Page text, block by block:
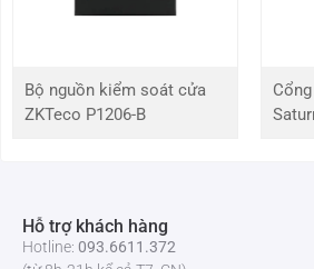
Chế độ khẩn cấp
Để biết thêm thông tin chi tiết về
Bộ nguồn kiểm soát cửa
ZKTeco P1206-B
Hỗ trợ khách hàng
Hotline: 093.6611.372